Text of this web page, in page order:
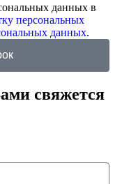
данных в
персональных
данных.
свяжется